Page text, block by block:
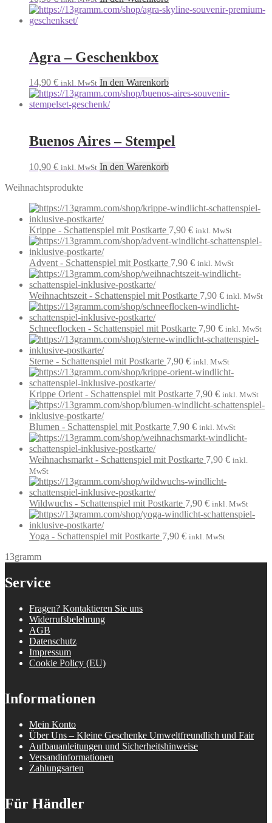
Agra – Geschenkbox
14,90 € inkl. MwSt In den Warenkorb
Buenos Aires – Stempel
10,90 € inkl. MwSt In den Warenkorb
Weihnachtsprodukte
Krippe - Schattenspiel mit Postkarte 7,90 € inkl. MwSt
Advent - Schattenspiel mit Postkarte 7,90 € inkl. MwSt
Weihnachtszeit - Schattenspiel mit Postkarte 7,90 € inkl. MwSt
Schneeflocken - Schattenspiel mit Postkarte 7,90 € inkl. MwSt
Sterne - Schattenspiel mit Postkarte 7,90 € inkl. MwSt
Krippe Orient - Schattenspiel mit Postkarte 7,90 € inkl. MwSt
Blumen - Schattenspiel mit Postkarte 7,90 € inkl. MwSt
Weihnachsmarkt - Schattenspiel mit Postkarte 7,90 € inkl.
MwSt
Wildwuchs - Schattenspiel mit Postkarte 7,90 € inkl. MwSt
Yoga - Schattenspiel mit Postkarte 7,90 € inkl. MwSt
13gramm
Service
Fragen? Kontaktieren Sie uns
Widerrufsbelehrung
AGB
Datenschutz
Impressum
Cookie Policy (EU)
Informationen
Mein Konto
Über Uns – Kleine Geschenke Umweltfreundlich und Fair
Aufbauanleitungen und Sicherheitshinweise
Versandinformationen
Zahlungsarten
Für Händler